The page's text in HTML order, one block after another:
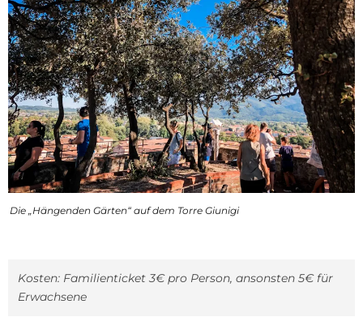
Die „Hängenden Gärten“ auf dem Torre Giunigi
Kosten: Familienticket 3€ pro Person, ansonsten 5€ für
Erwachsene